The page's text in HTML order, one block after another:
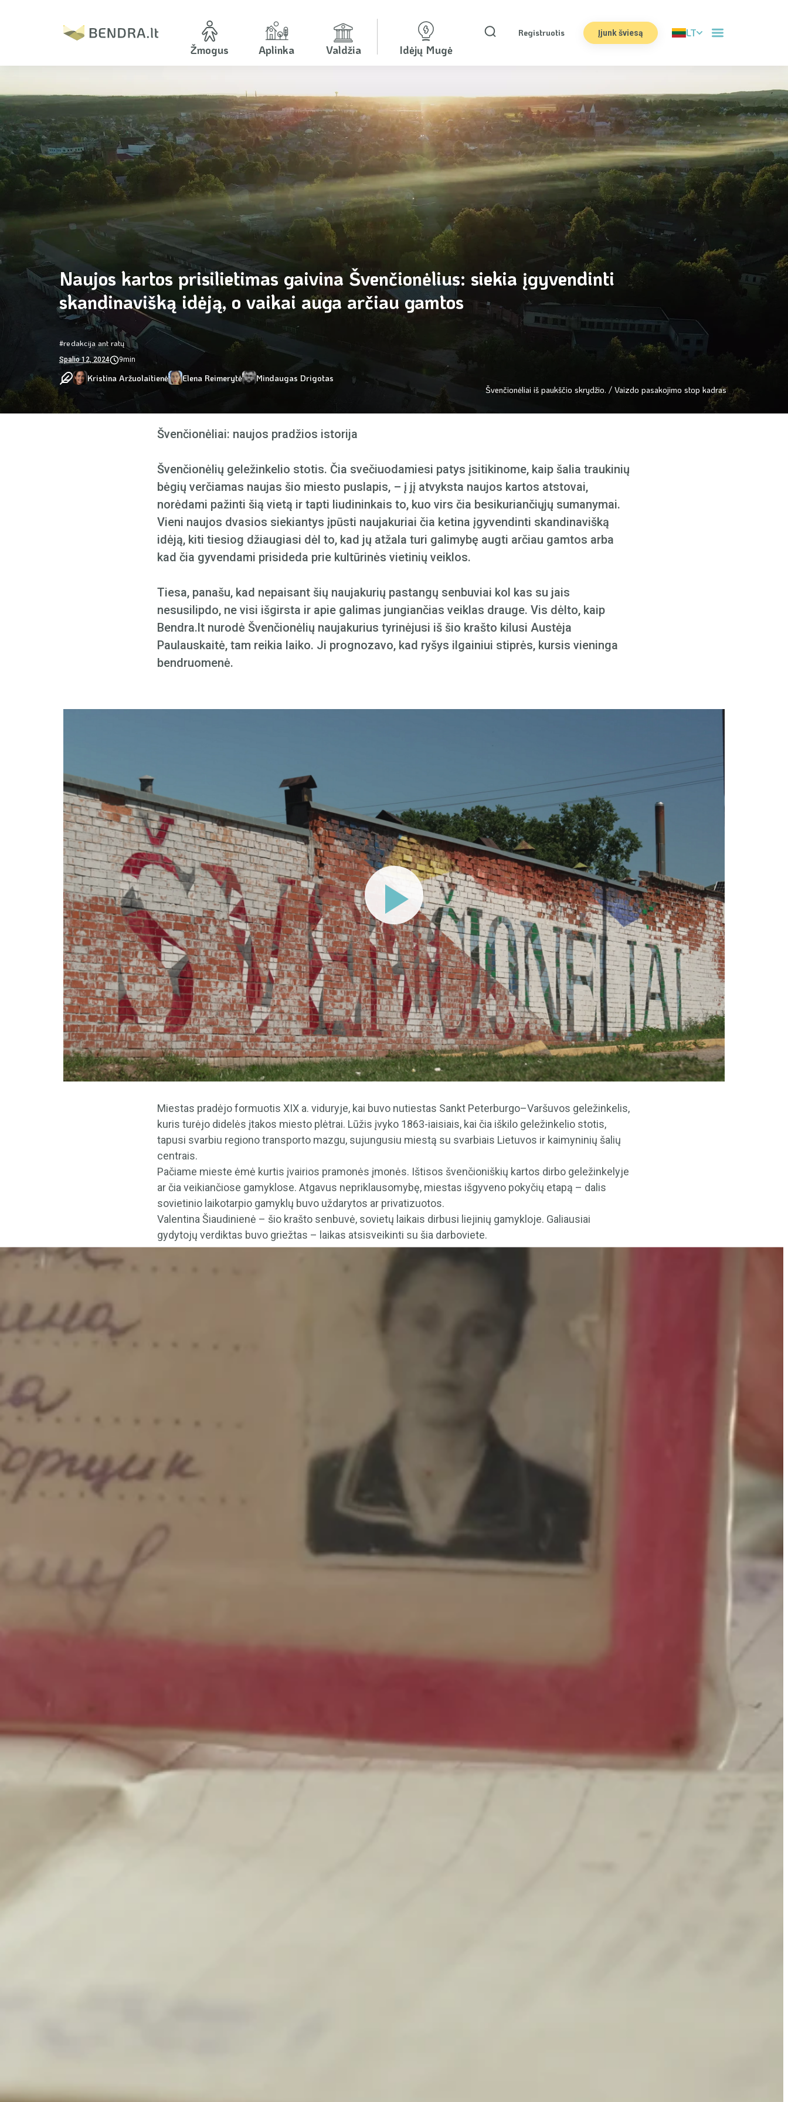
Žmogus Aplinka Valdžia Idėjų Mugė
Registruotis Įjunk šviesą
LT
Apie mus
Naujos kartos prisilietimas gaivina Švenčionėlius: siekia įgyvendinti
skandinavišką idėją, o vaikai auga arčiau gamtos
#redakcija ant ratų
Spalio 12, 2024 9min
Kristina Aržuolaitienė Elena Reimerytė
Mindaugas Drigotas
Švenčionėliai iš paukščio skrydžio. / Vaizdo pasakojimo stop kadras
Švenčionėliai: naujos pradžios istorija
Švenčionėlių geležinkelio stotis. Čia svečiuodamiesi patys įsitikinome, kaip šalia traukinių
bėgių verčiamas naujas šio miesto puslapis, – į jį atvyksta naujos kartos atstovai,
norėdami pažinti šią vietą ir tapti liudininkais to, kuo virs čia besikuriančiųjų sumanymai.
Vieni naujos dvasios siekiantys įpūsti naujakuriai čia ketina įgyvendinti skandinavišką
idėją, kiti tiesiog džiaugiasi dėl to, kad jų atžala turi galimybę augti arčiau gamtos arba
kad čia gyvendami prisideda prie kultūrinės vietinių veiklos.
Tiesa, panašu, kad nepaisant šių naujakurių pastangų senbuviai kol kas su jais
nesusilipdo, ne visi išgirsta ir apie galimas jungiančias veiklas drauge. Vis dėlto, kaip
Bendra.lt nurodė Švenčionėlių naujakurius tyrinėjusi iš šio krašto kilusi Austėja
Paulauskaitė, tam reikia laiko. Ji prognozavo, kad ryšys ilgainiui stiprės, kursis vieninga
bendruomenė.
Miestas pradėjo formuotis XIX a. viduryje, kai buvo nutiestas Sankt Peterburgo–Varšuvos geležinkelis,
kuris turėjo didelės įtakos miesto plėtrai. Lūžis įvyko 1863-iaisiais, kai čia iškilo geležinkelio stotis,
tapusi svarbiu regiono transporto mazgu, sujungusiu miestą su svarbiais Lietuvos ir kaimyninių šalių
centrais.
Pačiame mieste ėmė kurtis įvairios pramonės įmonės. Ištisos švenčioniškių kartos dirbo geležinkelyje
ar čia veikiančiose gamyklose. Atgavus nepriklausomybę, miestas išgyveno pokyčių etapą – dalis
sovietinio laikotarpio gamyklų buvo uždarytos ar privatizuotos.
Valentina Šiaudinienė – šio krašto senbuvė, sovietų laikais dirbusi liejinių gamykloje. Galiausiai
gydytojų verdiktas buvo griežtas – laikas atsisveikinti su šia darboviete.